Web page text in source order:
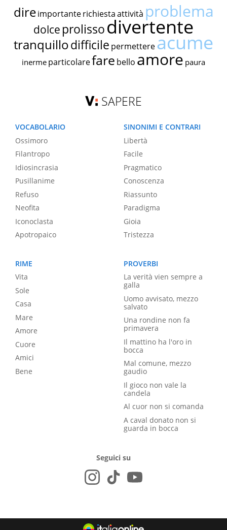
dire importante richiestaattività problema
dolce prolissodivertente
tranquillodifficile permettereacume
inerme particolarefare bello amore paura
SAPERE
VOCABOLARIO
Ossimoro
Filantropo
Idiosincrasia
Pusillanime
Refuso
Neofita
Iconoclasta
Apotropaico
SINONIMI E CONTRARI
Libertà
Facile
Pragmatico
Conoscenza
Riassunto
Paradigma
Gioia
Tristezza
RIME
Vita
Sole
Casa
Mare
Amore
Cuore
Amici
Bene
PROVERBI
La verità vien sempre a
galla
Uomo avvisato, mezzo
salvato
Una rondine non fa
primavera
Il mattino ha l'oro in
bocca
Mal comune, mezzo
gaudio
Il gioco non vale la
candela
Al cuor non si comanda
A caval donato non si
guarda in bocca
Seguici su